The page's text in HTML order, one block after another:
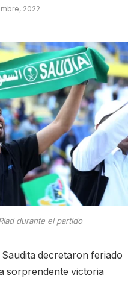
2022
durante el partido
decretaron feriado
sorprendente victoria